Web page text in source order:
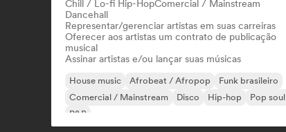
Chill / Lo-fi Hip-HopComercial / Mainstream
Dancehall
Representar/gerenciar artistas em suas carreiras
Oferecer aos artistas um contrato de publicação
musical
Assinar artistas e/ou lançar suas músicas
House music Afrobeat / Afropop
Funk brasileiro
Comercial / Mainstream
Disco Hip-hop
Pop soul
R&B